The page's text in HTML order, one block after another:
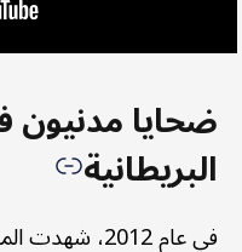
ضحايا مدنيون
البريطانية
في عام 2012،